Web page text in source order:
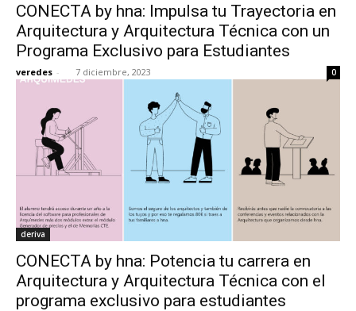
CONECTA by hna: Impulsa tu Trayectoria en
Arquitectura y Arquitectura Técnica con un
Programa Exclusivo para Estudiantes
veredes - 7 diciembre, 2023 0
deriva
CONECTA by hna: Potencia tu carrera en
Arquitectura y Arquitectura Técnica con el
programa exclusivo para estudiantes